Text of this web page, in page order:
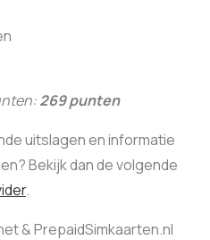
269 punten
uitslagen en informatie
Bekijk dan de volgende
.
& PrepaidSimkaarten.nl